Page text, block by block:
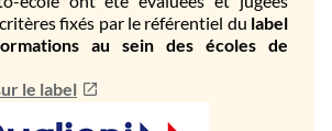
fixés par le référentiel du label
au sein des écoles de
le label